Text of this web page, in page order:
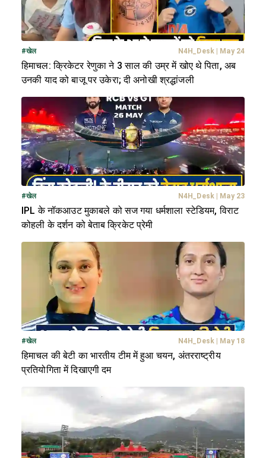
#खेल N4H_Desk| May 24
हिमाचल: क्रिकेटर रेणुका ने 3 साल की उम्र में खोए थे पिता, अब
उनकी याद को बाजू पर उकेरा; दी अनोखी श्रद्धांजली
#खेल N4H_Desk| May 23
IPL के नॉकआउट मुकाबले को सज गया धर्मशाला स्टेडियम, विराट
कोहली के दर्शन को बेताब क्रिकेट प्रेमी
#खेल N4H_Desk| May 18
हिमाचल की बेटी का भारतीय टीम में हुआ चयन, अंतरराष्ट्रीय
प्रतियोगिता में दिखाएगी दम